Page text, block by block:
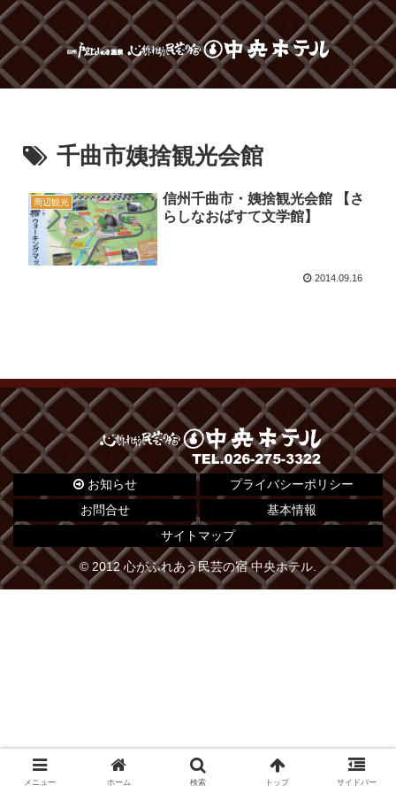
千曲市姨捨観光会館
周辺観光
信州千曲市・姨捨観光会館 【さ
らしなおばすて文学館】
2014.09.16
お知らせ
プライバシーポリシー
お問合せ
基本情報
サイトマップ
© 2012 心がふれあう民芸の宿 中央ホテル.
メニュー ホーム 検索 トップ サイドバー